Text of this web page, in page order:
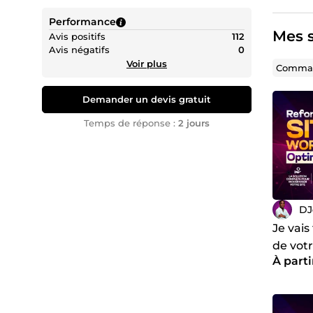
Performance
Avis positifs
112
Avis négatifs
0
Voir plus
Demander un devis gratuit
Temps de réponse : 2 jours
💻
Je
🔏Mes
Au
Mes
Je
de
À